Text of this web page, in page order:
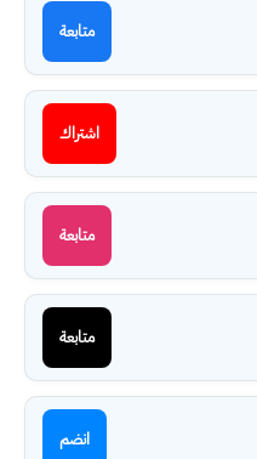
متابعة
اشتراك
متابعة
متابعة
انضم